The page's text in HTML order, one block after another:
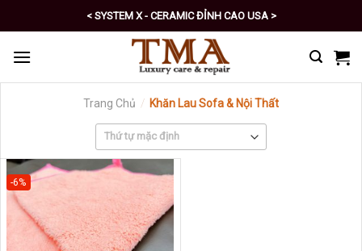
to
content
< SYSTEM X - CERAMIC ĐỈNH CAO USA >
< PRO - TỰ CHĂM SÓC XE SỐ 1 >
Trang Chủ / Khăn Lau Sofa & Nội Thất
-6%